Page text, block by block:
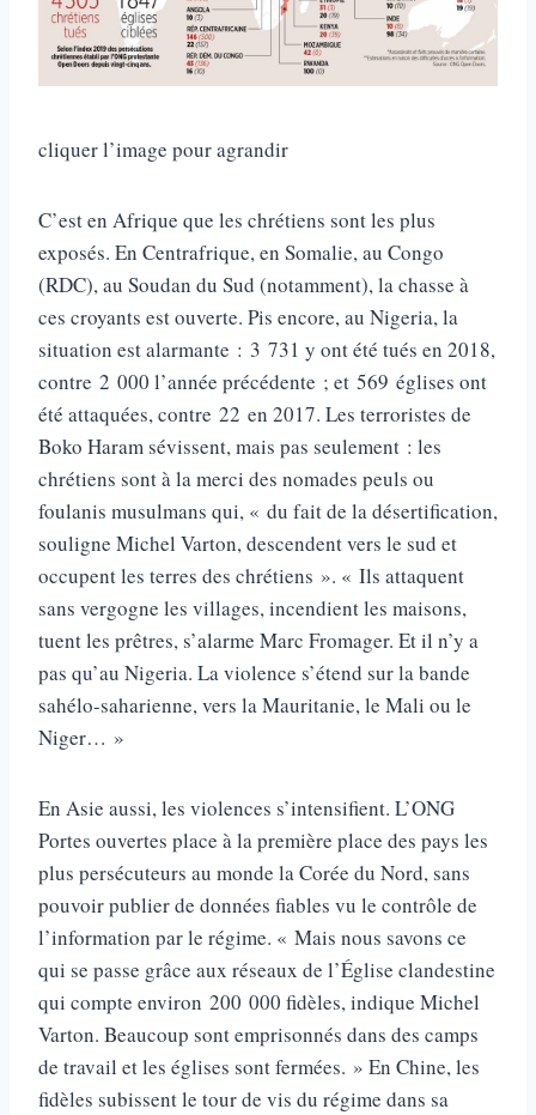
cliquer l’image pour agrandir
C’est en Afrique que les chrétiens sont les plus
exposés. En Centrafrique, en Somalie, au Congo
(RDC), au Soudan du Sud (notamment), la chasse à
ces croyants est ouverte. Pis encore, au Nigeria, la
situation est alarmante : 3 731 y ont été tués en 2018,
contre 2 000 l’année précédente ; et 569 églises ont
été attaquées, contre 22 en 2017. Les terroristes de
Boko Haram sévissent, mais pas seulement : les
chrétiens sont à la merci des nomades peuls ou
foulanis musulmans qui, « du fait de la désertification,
souligne Michel Varton, descendent vers le sud et
occupent les terres des chrétiens ». « Ils attaquent
sans vergogne les villages, incendient les maisons,
tuent les prêtres, s’alarme Marc Fromager. Et il n’y a
pas qu’au Nigeria. La violence s’étend sur la bande
sahélo-saharienne, vers la Mauritanie, le Mali ou le
Niger… »
En Asie aussi, les violences s’intensifient. L’ONG
Portes ouvertes place à la première place des pays les
plus persécuteurs au monde la Corée du Nord, sans
pouvoir publier de données fiables vu le contrôle de
l’information par le régime. « Mais nous savons ce
qui se passe grâce aux réseaux de l’Église clandestine
qui compte environ 200 000 fidèles, indique Michel
Varton. Beaucoup sont emprisonnés dans des camps
de travail et les églises sont fermées. » En Chine, les
fidèles subissent le tour de vis du régime dans sa